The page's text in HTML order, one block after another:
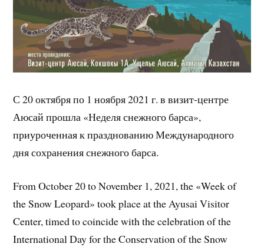
С 20 октября по 1 ноября 2021 г. в визит-центре
Аюсай прошла «Неделя снежного барса»,
приуроченная к празднованию Международного
дня сохранения снежного барса.
From October 20 to November 1, 2021, the «Week of
the Snow Leopard» took place at the Ayusai Visitor
Center, timed to coincide with the celebration of the
International Day for the Conservation of the Snow